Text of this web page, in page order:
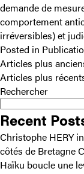
demande de
comportement
irréversibles) et
Posted in
Navigation
des
articles
Articles plus
Articles plus
Rechercher
Recent
Christophe HERY
côtés de Bretagne
Haïku boucle une